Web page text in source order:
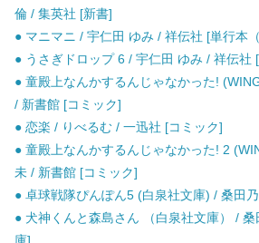
倫 / 集英社 [新書]
● マニマニ / 宇仁田 ゆみ / 祥伝社 [単行本
● うさぎドロップ 6 / 宇仁田 ゆみ / 祥伝社
● 童殿上なんかするんじゃなかった!
/ 新書館 [コミック]
● 恋楽 / りべるむ / 一迅社 [コミック]
● 童殿上なんかするんじゃなかった! 2
未 / 新書館 [コミック]
● 卓球戦隊ぴんぽん5 (白泉社文庫) / 桑田
● 犬神くんと森島さん （白泉社文庫） /